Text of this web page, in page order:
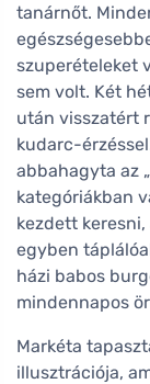
tanárnőt.
szuperételeket
sem volt. Két
után visszatért
kudarc-
abbahagyta az
kategóriákban
kezdett
egyben
házi babos
mindennapos
Markéta
illusztrációja,